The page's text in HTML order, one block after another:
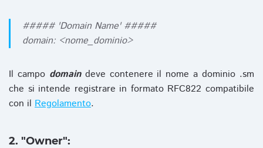
##### 'Domain Name' #####
domain: <nome_dominio>
Il campo domaindeve contenere il nome a dominio .sm
che si intende registrare in formato RFC822 compatibile
con il Regolamento.
2. "Owner":